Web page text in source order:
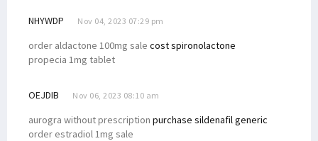
NHYWDP Nov 04, 2023 07:29 pm
order aldactone 100mg sale cost spironolactone
propecia 1mg tablet
OEJDIB Nov 06, 2023 08:10 am
aurogra without prescription purchase sildenafil generic
order estradiol 1mg sale